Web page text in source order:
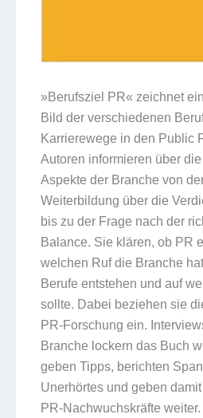
»Berufsziel PR« zeichnet
Bild der verschiedenen
Karrierewege in den Public
Autoren informieren über
Aspekte der Branche von
Weiterbildung über die
bis zu der Frage nach der
Balance. Sie klären, ob PR
welchen Ruf die Branche
Berufe entstehen und auf
sollte. Dabei beziehen sie
PR-Forschung ein.
Branche lockern das Buch
geben Tipps, berichten
Unerhörtes und geben
PR-Nachwuchskräfte